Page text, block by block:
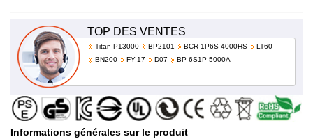
TOP DES VENTES
Titan-P13000 BP2101 BCR-1P6S-4000HS
LT60
BN200
FY-17 D07 BP-6S1P-5000A
Informations générales sur le produit